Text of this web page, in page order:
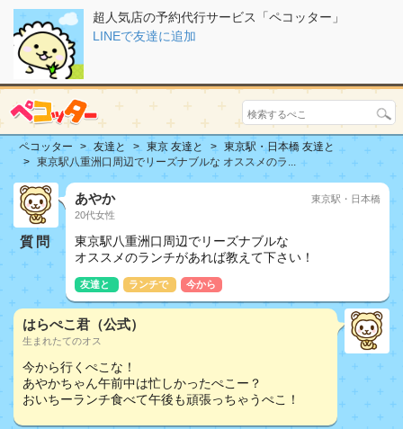
超人気店の予約代行サービス「ペコッター」
LINEで友達に追加
ペコッター 友達と 東京 友達と
東京駅・日本橋 友達と
東京駅八重洲口周辺でリーズナブルな オススメのラ...
質問
あやか
20代女性
東京駅・日本橋
東京駅八重洲口周辺でリーズナブルな
オススメのランチがあれば教えて下さい！
友達と ランチで 今から
はらぺこ君（公式）
生まれたてのオス
今から行くぺこな！
あやかちゃん午前中は忙しかったぺこー？
おいちーランチ食べて午後も頑張っちゃうぺこ！